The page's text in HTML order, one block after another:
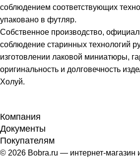
соблюдением соответствующих
упаковано в футляр.
Собственное производство,
соблюдение старинных технологий
изготовлении лаковой миниатюры,
оригинальность и долговечность
Холуй.
Компания
Документы
Покупателям
© 2026 Bobra.ru — интернет-магазин